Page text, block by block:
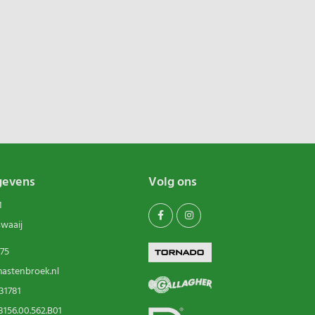
Volg ons